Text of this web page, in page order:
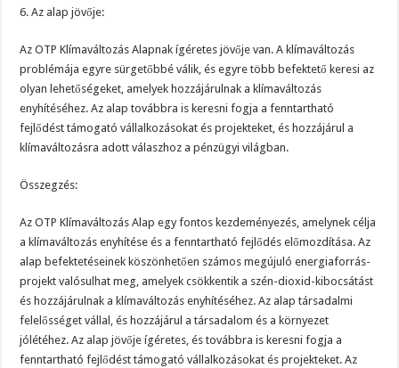
6. Az alap jövője:
Az OTP Klímaváltozás Alapnak ígéretes jövője van. A klímaváltozás
problémája egyre sürgetőbbé válik, és egyre több befektető keresi az
olyan lehetőségeket, amelyek hozzájárulnak a klímaváltozás
enyhítéséhez. Az alap továbbra is keresni fogja a fenntartható
fejlődést támogató vállalkozásokat és projekteket, és hozzájárul a
klímaváltozásra adott válaszhoz a pénzügyi világban.
Összegzés:
Az OTP Klímaváltozás Alap egy fontos kezdeményezés, amelynek célja
a klímaváltozás enyhítése és a fenntartható fejlődés előmozdítása. Az
alap befektetéseinek köszönhetően számos megújuló energiaforrás-
projekt valósulhat meg, amelyek csökkentik a szén-dioxid-kibocsátást
és hozzájárulnak a klímaváltozás enyhítéséhez. Az alap társadalmi
felelősséget vállal, és hozzájárul a társadalom és a környezet
jólétéhez. Az alap jövője ígéretes, és továbbra is keresni fogja a
fenntartható fejlődést támogató vállalkozásokat és projekteket. Az